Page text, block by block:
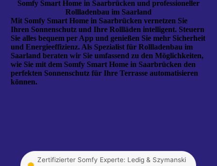
Somfy Smart Home in Saarbrücken und professioneller
Rollladenbau im Saarland
Mit Somfy Smart Home in Saarbrücken vernetzen Sie
Ihren Sonnenschutz und Ihre Rollläden intelligent. Steuern
Sie alles bequem per App und genießen Sie mehr Sicherheit
und Energieeffizienz. Als Spezialist für Rollladenbau im
Saarland beraten wir Sie umfassend zu den Möglichkeiten,
wie Sie mit dem Somfy Smart Home in Saarbrücken den
perfekten Sonnenschutz für Ihre Terrasse automatisieren
können.